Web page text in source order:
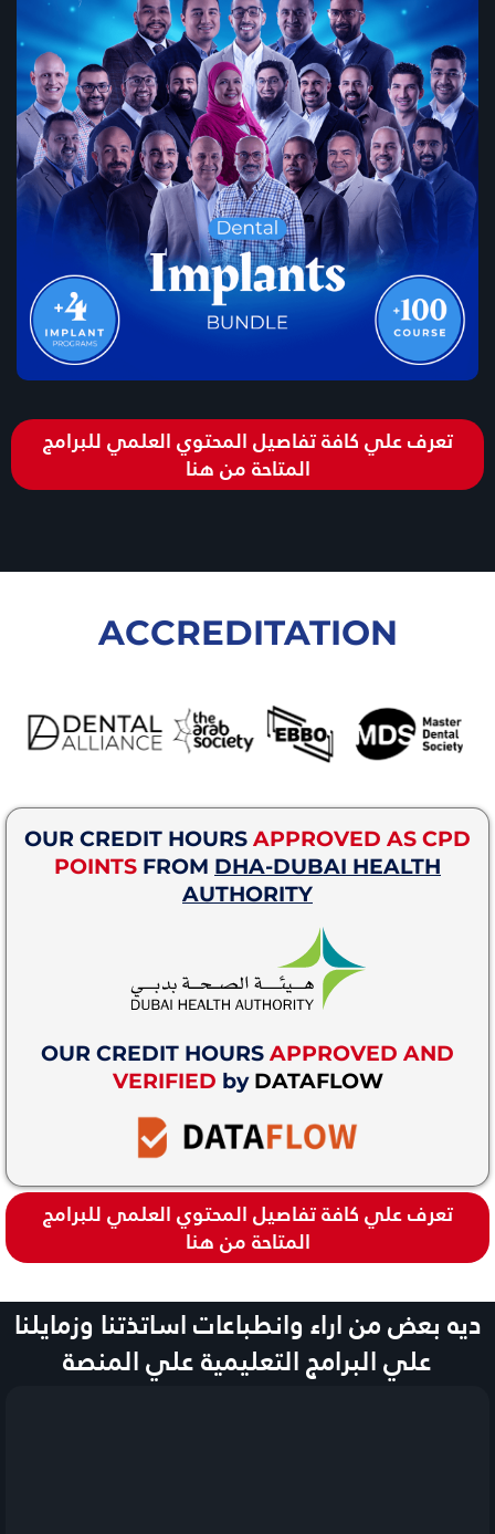
تعرف علي كافة تفاصيل المحتوي العلمي للبرامج
المتاحة من هنا
ACCREDITATION
OUR CREDIT HOURS APPROVED AS CPD
POINTS FROM DHA-DUBAI HEALTH
AUTHORITY
OUR CREDIT HOURS APPROVED AND
VERIFIED by DATAFLOW
تعرف علي كافة تفاصيل المحتوي العلمي للبرامج
المتاحة من هنا
ديه بعض من اراء وانطباعات اساتذتنا وزمايلنا
علي البرامج التعليمية علي المنصة